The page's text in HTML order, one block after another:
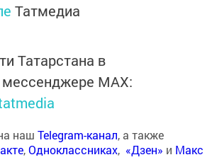
Татмедиа
Татарстана в
MАХ:
наш Telegram-канал, а также
,Одноклассниках, «Дзен» и Макс